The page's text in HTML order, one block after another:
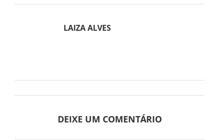
LAIZA ALVES
DEIXE UM COMENTÁRIO